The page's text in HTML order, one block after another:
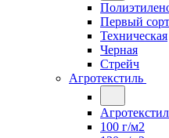
Первый сорт
Техническая
Черная
Стрейч
Агротекстиль
100 г/м2